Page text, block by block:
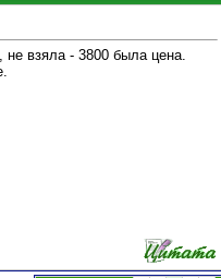
взяла - 3800 была цена.